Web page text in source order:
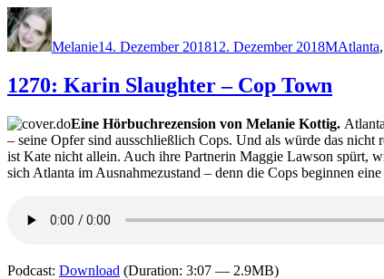
Autor
Melanie14. Dezember 201812. Dezember 2018MAtlanta,
1270: Karin Slaughter – Cop Town
Eine Hörbuchrezension von Melanie Kottig.
– seine Opfer sind ausschließlich Cops. Und als würde das
ist Kate nicht allein. Auch ihre Partnerin Maggie Lawson spürt,
sich Atlanta im Ausnahmezustand – denn die Cops beginnen
Podcast: Download (Duration: 3:07 — 2.9MB)